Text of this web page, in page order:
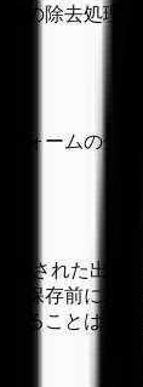
除去処理
ォームの分
された出力
保存前にパ
ことはで